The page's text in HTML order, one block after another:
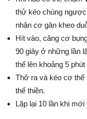
thử kéo chúng
nhận cơ gân kheo
Hít vào, căng cơ
90 giây ở những lần
thế lên khoảng 5
Thở ra và kéo cơ thể
thế thiền.
Lặp lại 10 lần khi